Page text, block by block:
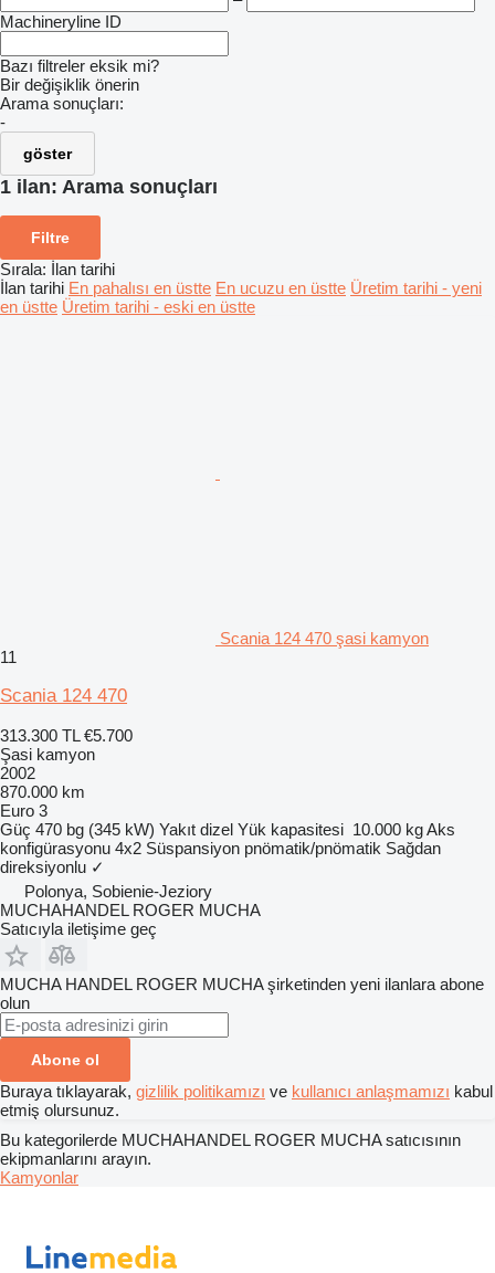
Machineryline ID
Bazı filtreler eksik mi?
Bir değişiklik önerin
Arama sonuçları:
-
göster
1 ilan: Arama sonuçları
Filtre
Sırala: İlan tarihi
İlan tarihi En pahalısı en üstte En ucuzu en üstte Üretim tarihi - yeni
en üstte Üretim tarihi - eski en üstte
Scania 124 470 şasi kamyon
11
Scania 124 470
313.300 TL €5.700
Şasi kamyon
2002
870.000 km
Euro 3
Güç 470 bg (345 kW) Yakıt dizel Yük kapasitesi 10.000 kgAks
konfigürasyonu 4x2 Süspansiyon pnömatik/pnömatik Sağdan
direksiyonlu ✓
Polonya, Sobienie-Jeziory
MUCHAHANDEL ROGER MUCHA
Satıcıyla iletişime geç
MUCHA HANDEL ROGER MUCHA şirketinden yeni ilanlara abone
olun
Abone ol
Buraya tıklayarak, gizlilik politikamızı ve kullanıcı anlaşmamızı kabul
etmiş olursunuz.
Bu kategorilerde MUCHAHANDEL ROGER MUCHA satıcısının
ekipmanlarını arayın.
Kamyonlar